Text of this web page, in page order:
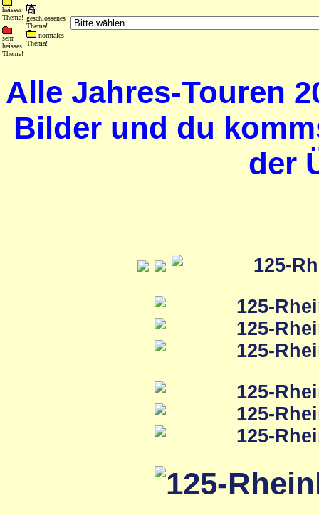
heisses
Thema!
sehr
heisses
Thema!
geschlossenes
Thema!
normales
Thema!
Alle Jahres-Touren
Bilder und du
der